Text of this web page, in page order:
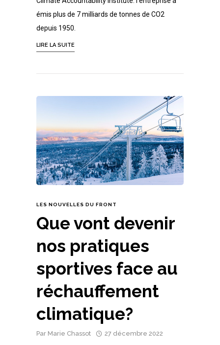
émis plus de 7 milliards de tonnes de CO2
depuis 1950.
LIRE LA SUITE
LES NOUVELLES DU FRONT
Que vont devenir
nos pratiques
sportives face au
réchauffement
climatique?
Par Marie Chassot 27 décembre 2022